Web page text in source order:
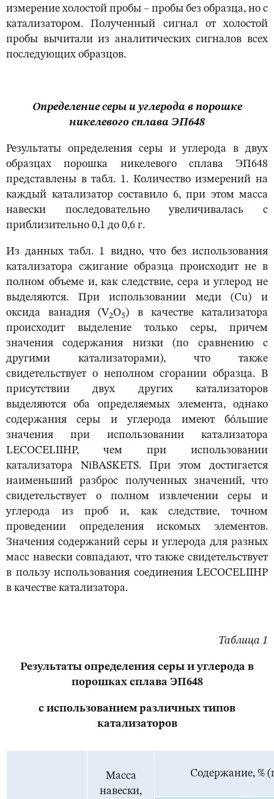
измерение холостой пробы – пробы без образца, но с
катализатором. Полученный сигнал от холостой
пробы вычитали из аналитических сигналов всех
последующих образцов.
Определение серы и углерода в порошке
никелевого сплава ЭП648
Результаты определения серы и углерода в двух
образцах порошка никелевого сплава ЭП648
представлены в табл. 1. Количество измерений на
каждый катализатор составило 6, при этом масса
навески последовательно увеличивалась с
приблизительно 0,1 до 0,6 г.
Из данных табл. 1 видно, что без использования
катализатора сжигание образца происходит не в
полном объеме и, как следствие, сера и углерод не
выделяются. При использовании меди (Cu) и
оксида ванадия (V2O5) в качестве катализатора
происходит выделение только серы, причем
значения содержания низки (по сравнению с
другими катализаторами), что также
свидетельствует о неполном сгорании образца. В
присутствии двух других катализаторов
выделяются оба определяемых элемента, однако
содержания серы и углерода имеют бо́льшие
значения при использовании катализатора
LECOCELIIHP, чем при использовании
катализатора NiBASKETS. При этом достигается
наименьший разброс полученных значений, что
свидетельствует о полном извлечении серы и
углерода из проб и, как следствие, точном
проведении определения искомых элементов.
Значения содержаний серы и углерода для разных
масс навески совпадают, что также свидетельствует
в пользу использования соединения LECOCELIIHP
в качестве катализатора.
Таблица 1
Результаты определения серы и углерода в
порошках сплава ЭП648
с использованием различных типов
катализаторов
Масса
навески,
Содержание, %